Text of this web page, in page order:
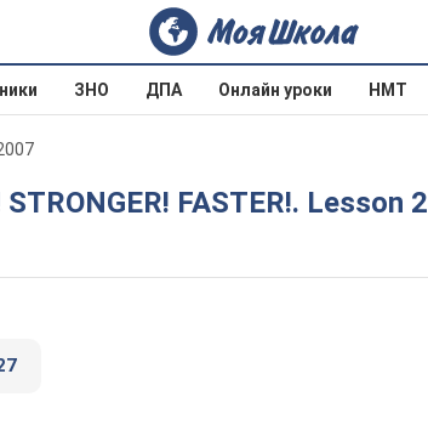
ЗНО ДПА Онлайн уроки НМТ
STRONGER! FASTER!. Lesson 2